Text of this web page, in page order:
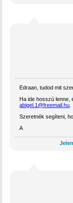
Edraan, tudod mit
Ha ide hosszú lenne,
abigel.1@freemail.hu
Szeretnék segíteni,
A